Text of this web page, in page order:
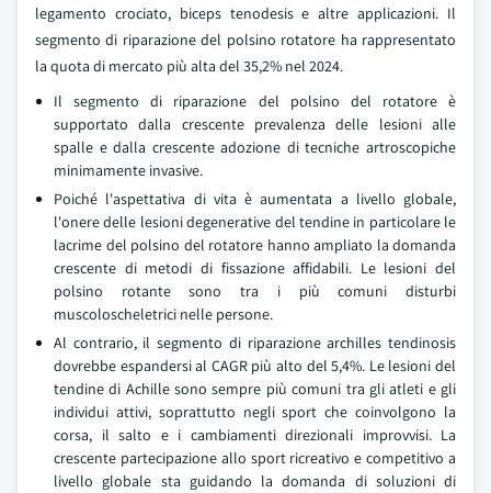
legamento crociato, biceps tenodesis e altre applicazioni. Il
segmento di riparazione del polsino rotatore ha rappresentato
la quota di mercato più alta del 35,2% nel 2024.
Il segmento di riparazione del polsino del rotatore è
supportato dalla crescente prevalenza delle lesioni alle
spalle e dalla crescente adozione di tecniche artroscopiche
minimamente invasive.
Poiché l'aspettativa di vita è aumentata a livello globale,
l'onere delle lesioni degenerative del tendine in particolare le
lacrime del polsino del rotatore hanno ampliato la domanda
crescente di metodi di fissazione affidabili. Le lesioni del
polsino rotante sono tra i più comuni disturbi
muscoloscheletrici nelle persone.
Al contrario, il segmento di riparazione archilles tendinosis
dovrebbe espandersi al CAGR più alto del 5,4%. Le lesioni del
tendine di Achille sono sempre più comuni tra gli atleti e gli
individui attivi, soprattutto negli sport che coinvolgono la
corsa, il salto e i cambiamenti direzionali improvvisi. La
crescente partecipazione allo sport ricreativo e competitivo a
livello globale sta guidando la domanda di soluzioni di